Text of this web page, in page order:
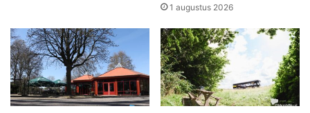
e
m
d
a
g
r
n
s
c
h
o
t
1 augustus 2026